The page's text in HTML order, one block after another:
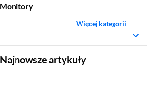
Monitory
Więcej kategorii
Najnowsze artykuły